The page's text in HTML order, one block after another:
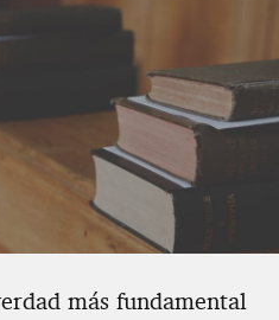
más fundamental